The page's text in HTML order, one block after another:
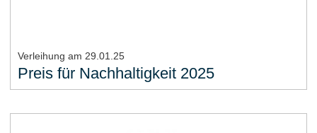
Verleihung am 29.01.25
Preis für Nachhaltigkeit 2025